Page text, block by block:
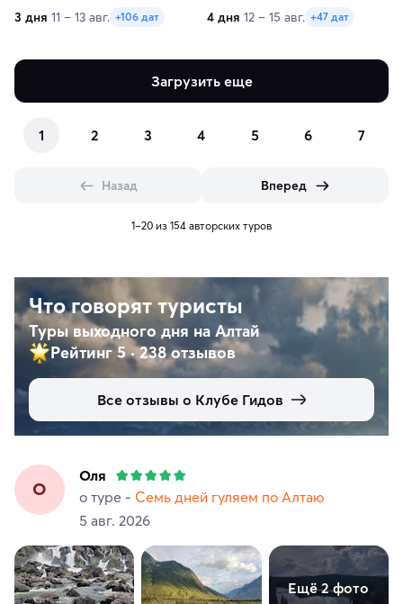
3 дня 11 – 13 авг. +106 дат 4 дня 12 – 15 авг. +47 дат
Загрузить еще
1 2 3 4 5 6 7
Назад Вперед
1–20 из 154 авторских туров
Что говорят туристы
Туры выходного дня на Алтай
Рейтинг 5·238 отзывов
Все отзывы о Клубе Гидов
О
Оля
о туре - Семь дней гуляем по Алтаю
5 авг. 2026
Ещё 2 фото